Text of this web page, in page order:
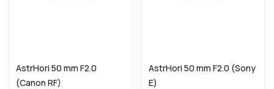
AstrHori 50 mm F2.0
(Canon RF)
AstrHori 50 mm F2.0 (Sony
E)